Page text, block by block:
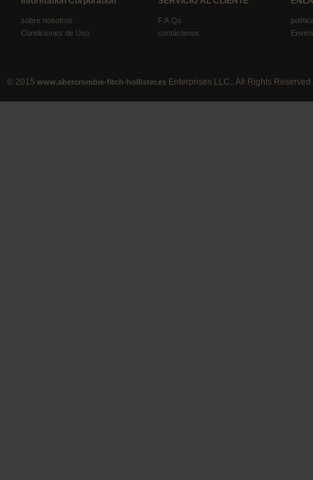
sobre nosotros
Condiciones de Uso
F.A.Qs
contáctenos
© 2015 www.abercrombie-fitch-hollister.es Enterprises LLC.. All Rights Reserved.